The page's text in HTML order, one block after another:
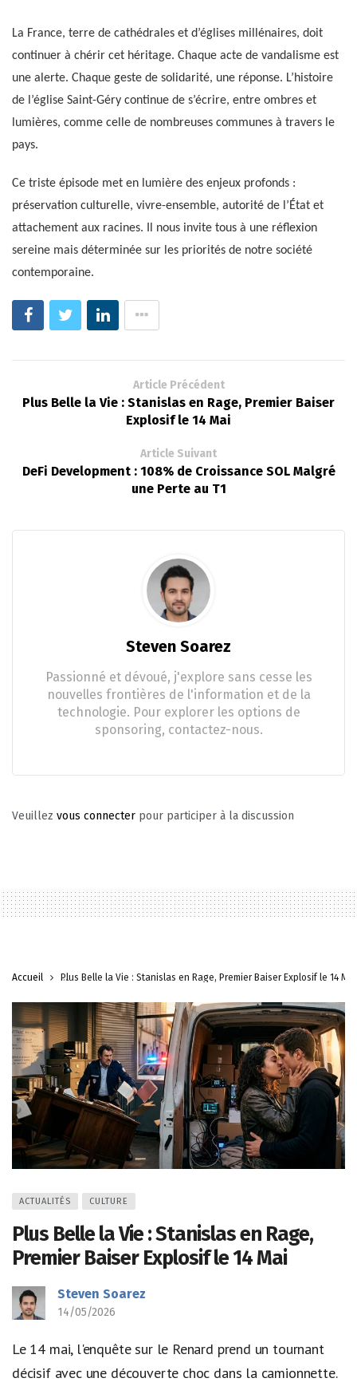
La France, terre de cathédrales et d’églises millénaires, doit
continuer à chérir cet héritage. Chaque acte de vandalisme est
une alerte. Chaque geste de solidarité, une réponse. L’histoire
de l’église Saint-Géry continue de s’écrire, entre ombres et
lumières, comme celle de nombreuses communes à travers le
pays.
Ce triste épisode met en lumière des enjeux profonds :
préservation culturelle, vivre-ensemble, autorité de l’État et
attachement aux racines. Il nous invite tous à une réflexion
sereine mais déterminée sur les priorités de notre société
contemporaine.
Article Précédent
Plus Belle la Vie : Stanislas en Rage, Premier Baiser
Explosif le 14 Mai
Article Suivant
DeFi Development : 108% de Croissance SOL Malgré
une Perte au T1
Steven Soarez
Passionné et dévoué, j'explore sans cesse les
nouvelles frontières de l'information et de la
technologie. Pour explorer les options de
sponsoring, contactez-nous.
Veuillez vous connecter pour participer à la discussion
Accueil Plus Belle la Vie : Stanislas en Rage, Premier Baiser Explosif le 14 Mai
ACTUALITÉS CULTURE
Plus Belle la Vie : Stanislas en Rage,
Premier Baiser Explosif le 14 Mai
Steven Soarez
14/05/2026
Le 14 mai, l'enquête sur le Renard prend un tournant
décisif avec une découverte choc dans la camionnette.